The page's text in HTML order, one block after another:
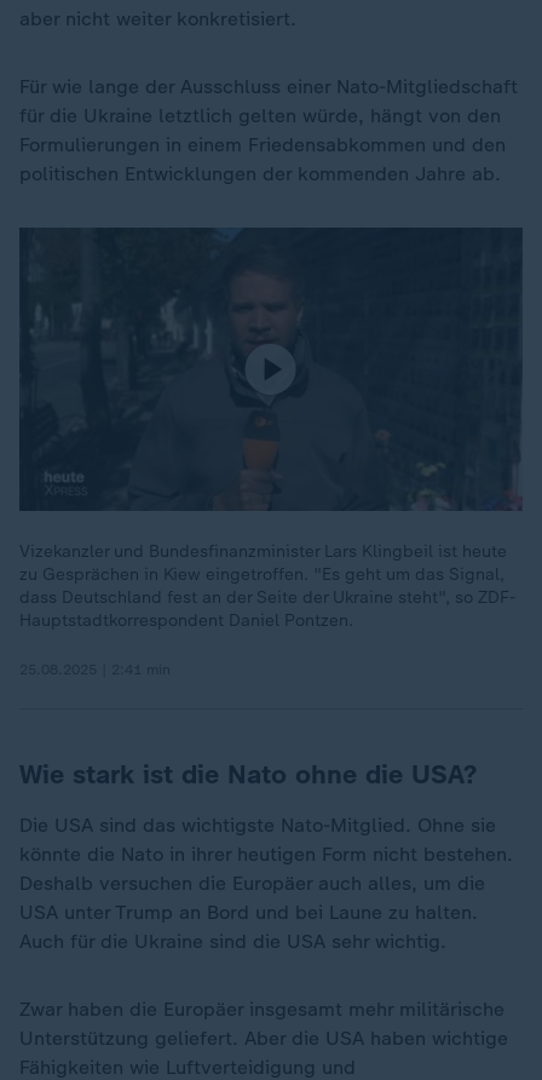
aber nicht weiter konkretisiert.
Für wie lange der Ausschluss einer Nato-Mitgliedschaft
für die Ukraine letztlich gelten würde, hängt von den
Formulierungen in einem Friedensabkommen und den
politischen Entwicklungen der kommenden Jahre ab.
Vizekanzler und Bundesfinanzminister Lars Klingbeil ist heute
zu Gesprächen in Kiew eingetroffen. "Es geht um das Signal,
dass Deutschland fest an der Seite der Ukraine steht", so ZDF-
Hauptstadtkorrespondent Daniel Pontzen.
Wie stark ist die Nato ohne die USA?
Die USA sind das wichtigste Nato-Mitglied. Ohne sie
könnte die Nato in ihrer heutigen Form nicht bestehen.
Deshalb versuchen die Europäer auch alles, um die
USA unter Trump an Bord und bei Laune zu halten.
Auch für die Ukraine sind die USA sehr wichtig.
Zwar haben die Europäer insgesamt mehr militärische
Unterstützung geliefert. Aber die USA haben wichtige
Fähigkeiten wie Luftverteidigung und